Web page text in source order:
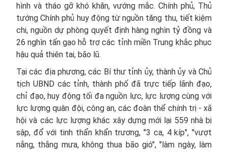
hình và tháo gỡ khó khăn, vướng mắc. Chính phủ, Thủ
tướng Chính phủ huy động từ nguồn tăng thu, tiết kiệm
chi, nguồn dự phòng quyết định hàng nghìn tỷ đồng và
26 nghìn tấn gạo hỗ trợ các tỉnh miền Trung khắc phục
hậu quả thiên tai, bão lũ.
Tại các địa phương, các Bí thư tỉnh ủy, thành ủy và Chủ
tịch UBND các tỉnh, thành phố đã trực tiếp lãnh đạo,
chỉ đạo, huy động tối đa nguồn lực, lực lượng cùng với
lực lượng quân đội, công an, các đoàn thể chính trị - xã
hội và các lực lượng khác xây dựng mới lại 559 nhà bị
sập, đổ với tinh thẩn khẩn trương, "3 ca, 4 kíp", "vượt
nắng, thắng mưa, không thua bão gió", "làm ngày, làm